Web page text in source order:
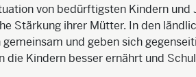
von bedürftigsten Kindern und
Stärkung ihrer Mütter. In den
und geben sich
Kindern besser ernährt und